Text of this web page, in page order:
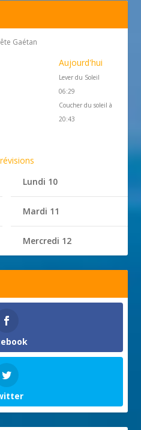
Gaétan
Aujourd'hui
Lever du Soleil
06:29
Coucher du soleil à
20:43
Lundi 10
Mardi 11
Mercredi 12